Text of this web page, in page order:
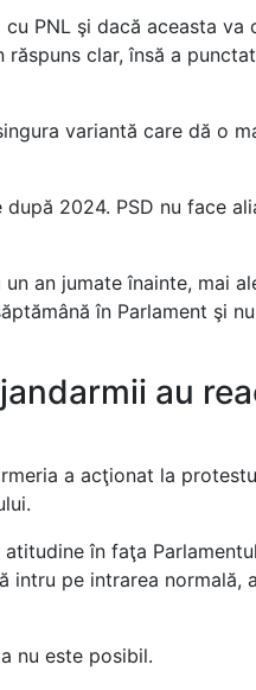
PNL şi dacă aceasta va
clar, însă a
variantă care dă o
2024. PSD nu face
an jumate înainte, mai
în Parlament şi nu
au
a acţionat la
în faţa
intru pe intrarea normală,
nu este posibil.